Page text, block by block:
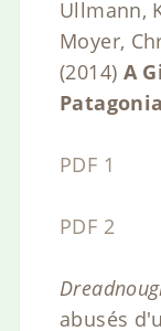
Ullmann,
Moyer,
(2014) A
PDF 1
PDF 2
abusés